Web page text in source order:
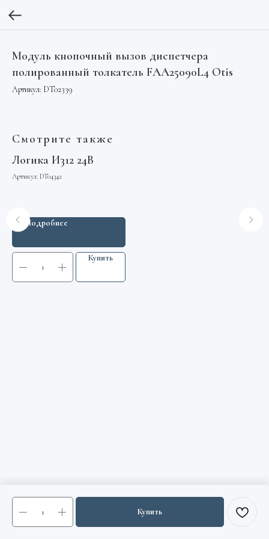
Модуль кнопочный вызов диспетчера
полированный толкатель FAA25090L4 Otis
Артикул: DT02339
Купить
Смотрите также
Логика И312 24В
Артикул: DT04342
Подробнее
Купить